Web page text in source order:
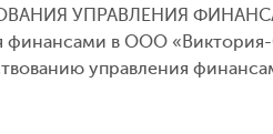
УПРАВЛЕНИЯ
финансами в ООО
управления